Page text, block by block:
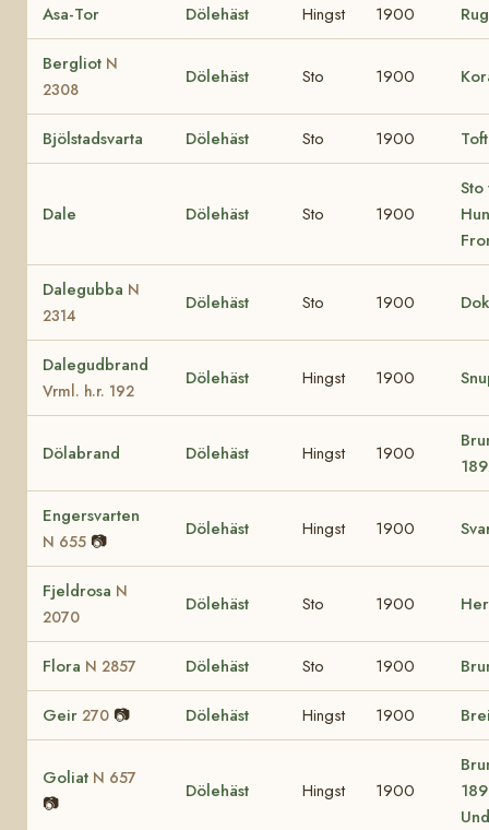
Asa-Tor Dölehäst Hingst 1900
Bergliot N
2308
Dölehäst Sto 1900
Bjölstadsvarta Dölehäst Sto 1900
Dale Dölehäst Sto 1900
Dalegubba N
2314
Dölehäst Sto 1900
Dalegudbrand
Vrml. h.r. 192
Dölehäst Hingst 1900
Dölabrand Dölehäst Hingst 1900
Engersvarten
N 655 📷
Dölehäst Hingst 1900
Fjeldrosa N
2070
Dölehäst Sto 1900
Flora N 2857 Dölehäst Sto 1900
Geir 270 📷 Dölehäst Hingst 1900
Goliat N 657
📷
Dölehäst Hingst 1900